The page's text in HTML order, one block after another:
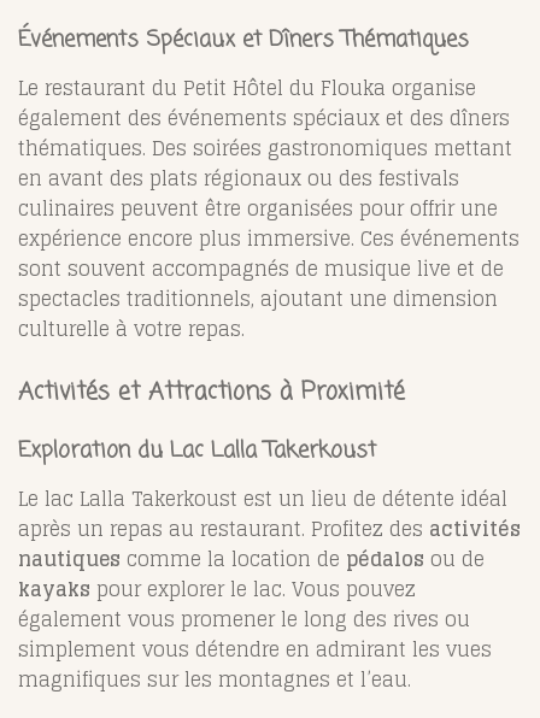
Événements Spéciaux et Dîners Thématiques
Le restaurant du Petit Hôtel du Flouka organise
également des événements spéciaux et des dîners
thématiques. Des soirées gastronomiques mettant
en avant des plats régionaux ou des festivals
culinaires peuvent être organisées pour offrir une
expérience encore plus immersive. Ces événements
sont souvent accompagnés de musique live et de
spectacles traditionnels, ajoutant une dimension
culturelle à votre repas.
Activités et Attractions à Proximité
Exploration du Lac Lalla Takerkoust
Le lac Lalla Takerkoust est un lieu de détente idéal
après un repas au restaurant. Profitez des activités
nautiques comme la location de pédalos ou de
kayaks pour explorer le lac. Vous pouvez
également vous promener le long des rives ou
simplement vous détendre en admirant les vues
magnifiques sur les montagnes et l’eau.